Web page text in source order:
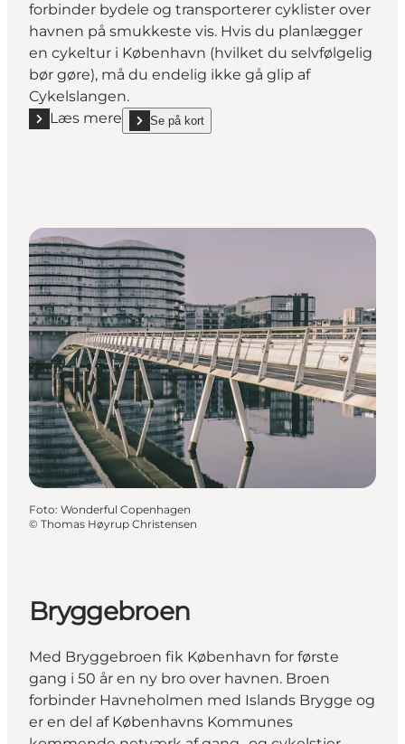
forbinder bydele og transporterer cyklister over
havnen på smukkeste vis. Hvis du planlægger
en cykeltur i København (hvilket du selvfølgelig
bør gøre), må du endelig ikke gå glip af
Cykelslangen.
Læs mere
Læs mere "Cykelslangen"
Se på kort
show Cykelslangen on_map
Foto: Wonderful Copenhagen
© Thomas Høyrup Christensen
Bryggebroen
Med Bryggebroen fik København for første
gang i 50 år en ny bro over havnen. Broen
forbinder Havneholmen med Islands Brygge og
er en del af Københavns Kommunes